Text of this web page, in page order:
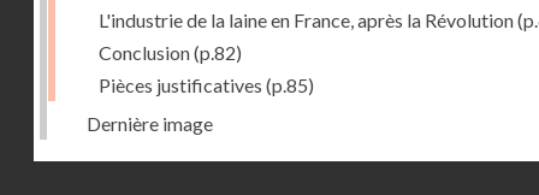
L'industrie de la laine en France, après la Révolution
Conclusion(p.82)
Pièces justificatives (p.85)
Dernière image